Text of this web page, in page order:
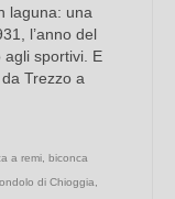
laguna: una
l’anno del
agli sportivi. E
Trezzo a
a remi biconca
di Chioggia